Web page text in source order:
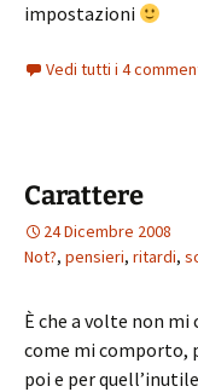
impostazioni
Vedi tutti i 4
Carattere
24 Dicembre 2008
Not?, pensieri, ritardi,
È che a volte non mi
come mi comporto,
poi e per